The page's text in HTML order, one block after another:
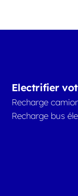
Electrifier
Recharge
Recharge bus